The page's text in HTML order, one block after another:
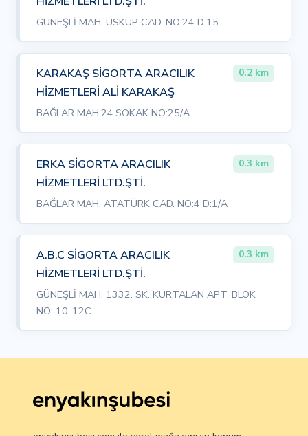
GÜNEŞLİ MAH. ÜSKÜP CAD. NO:24 D:15
KARAKAŞ SİGORTA ARACILIK
HİZMETLERİ ALİ KARAKAŞ
0.2 km
BAĞLAR MAH.24.SOKAK NO:25/A
ERKA SİGORTA ARACILIK
HİZMETLERİ LTD.ŞTİ.
0.3 km
BAĞLAR MAH. ATATÜRK CAD. NO:4 D:1/A
A.B.C SİGORTA ARACILIK
HİZMETLERİ LTD.ŞTİ.
0.3 km
GÜNEŞLİ MAH. 1332. SK. KURTALAN APT. BLOK
NO: 10-12C